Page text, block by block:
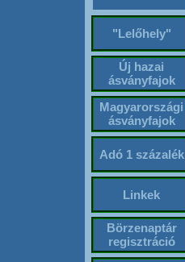
"Lelőhely"
Új hazai
ásványfajok
Magyarországi
ásványfajok
Adó 1 százalék
Linkek
Börzenaptár
regisztráció